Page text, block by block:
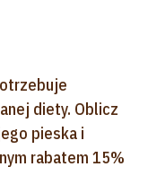
diety. Oblicz
pieska i
rabatem 15%